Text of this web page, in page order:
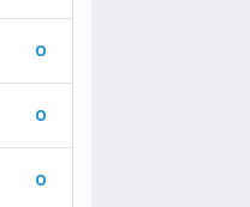
0
0
0